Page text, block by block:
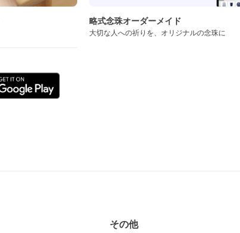
略式念珠オーダーメイド
大切な人への祈りを、オリジナルの念珠に
その他